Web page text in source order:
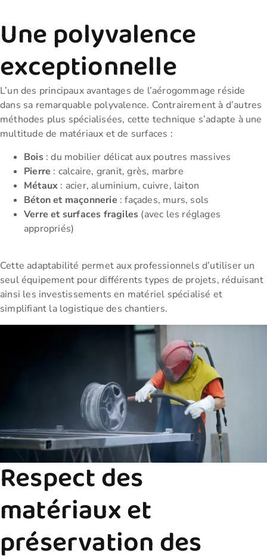
Une polyvalence
exceptionnelle
L’un des principaux avantages de l’aérogommage réside
dans sa remarquable polyvalence. Contrairement à d’autres
méthodes plus spécialisées, cette technique s’adapte à une
multitude de matériaux et de surfaces :
Bois: du mobilier délicat aux poutres massives
Pierre : calcaire, granit, grès, marbre
Métaux : acier, aluminium, cuivre, laiton
Béton et maçonnerie : façades, murs, sols
Verre et surfaces fragiles (avec les réglages
appropriés)
Cette adaptabilité permet aux professionnels d’utiliser un
seul équipement pour différents types de projets, réduisant
ainsi les investissements en matériel spécialisé et
simplifiant la logistique des chantiers.
Respect des
matériaux et
préservation des